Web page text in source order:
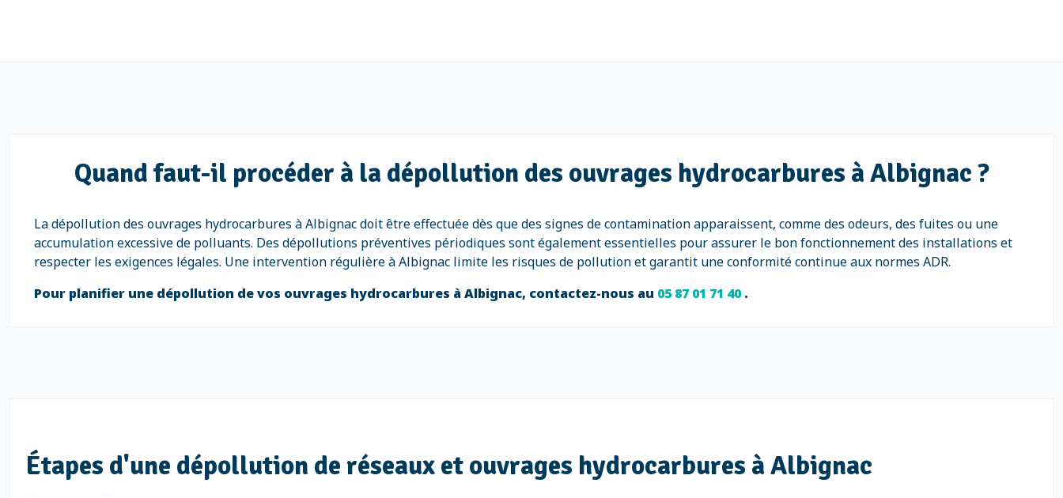
Quand faut-il procéder à la dépollution des ouvrages hydrocarbures à Albignac ?
La dépollution des ouvrages hydrocarbures à Albignac doit être effectuée dès que des signes de contamination apparaissent, comme des odeurs, des fuites ou une
accumulation excessive de polluants. Des dépollutions préventives périodiques sont également essentielles pour assurer le bon fonctionnement des installations et
respecter les exigences légales. Une intervention régulière à Albignac limite les risques de pollution et garantit une conformité continue aux normes ADR.
Pour planifier une dépollution de vos ouvrages hydrocarbures à Albignac, contactez-nous au 05 87 01 71 40.
Étapes d'une dépollution de réseaux et ouvrages hydrocarbures à Albignac